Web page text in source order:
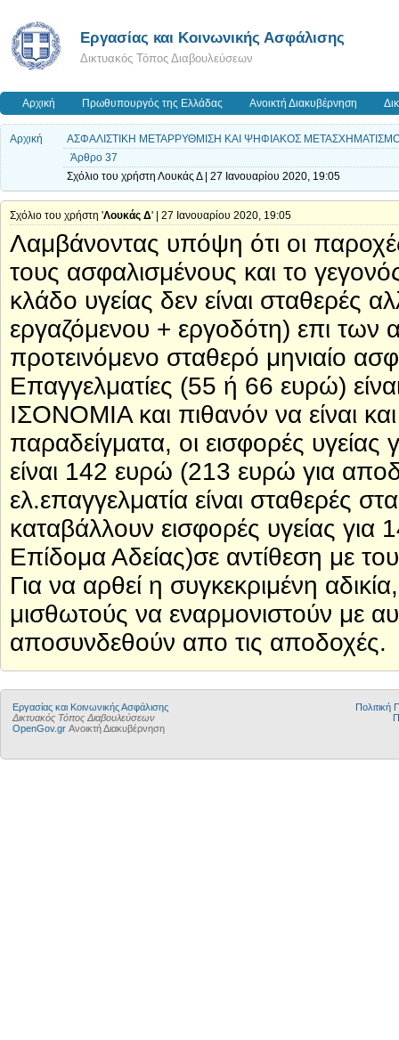
Εργασίας και Κοινωνικής Ασφάλισης
Δικτυακός Τόπος Διαβουλεύσεων
Αρχική Πρωθυπουργός της Ελλάδας Ανοικτή Διακυβέρνηση
Αρχική
ΑΣΦΑΛΙΣΤΙΚΗ ΜΕΤΑΡΡΥΘΜΙΣΗ ΚΑΙ ΨΗΦΙΑΚΟΣ
Άρθρο 37
Σχόλιο του χρήστη Λουκάς Δ | 27 Ιανουαρίου 2020, 19:05
Σχόλιο του χρήστη 'Λουκάς Δ' | 27 Ιανουαρίου 2020, 19:05
Λαμβάνοντας υπόψη ότι οι παροχές
τους ασφαλισμένους και το
κλάδο υγείας δεν είναι σταθερές
εργαζόμενου + εργοδότη) επι των
προτεινόμενο σταθερό μηνιαίο
Επαγγελματίες (55 ή 66 ευρώ)
ΙΣΟΝΟΜΙΑ και πιθανόν να είναι
παραδείγματα, οι εισφορές
είναι 142 ευρώ (213 ευρώ για
ελ.επαγγελματία είναι σταθερές
καταβάλλουν εισφορές υγείας
Επίδομα Αδείας)σε αντίθεση με
Για να αρθεί η συγκεκριμένη
μισθωτούς να εναρμονιστούν με
αποσυνδεθούν απο τις αποδοχές.
Εργασίας και Κοινωνικής Ασφάλισης
Δικτυακός Τόπος Διαβουλεύσεων
OpenGov.gr Ανοικτή Διακυβέρνηση